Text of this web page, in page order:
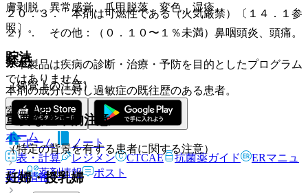
２０．３． 本剤は可燃性である（火気厳禁）〔１４．１参
照〕。
貯法
（保管上の注意）
室温保存。
ホーム
薬剤情報
膚剥脱、異常感覚、爪甲脱落、変色、湿疹。
２）． その他：（０．１０〜１％未満）鼻咽頭炎、頭痛。
禁忌
本剤の成分に対し過敏症の既往歴のある患者。
重要な基本的注意
（特定の背景を有する患者に関する注意）
妊婦・授乳婦
※本製品は疾病の診断・治療・予防を目的としたプログラム
ではありません。
ホーム
ノート
表・計算
レジメン CTCAE 抗菌薬ガイド
ERマニュ
アル
薬剤情報 ポスト